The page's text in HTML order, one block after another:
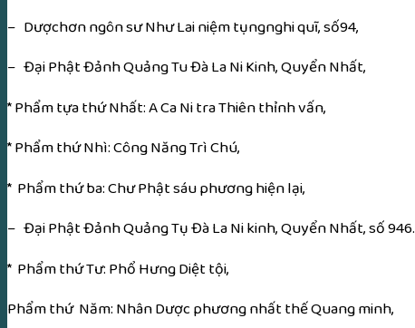
– Dượchơn ngôn sư Như Lai niệm tụngnghi quĩ, số94,
– Đại Phật Đảnh Quảng Tu Đà La Ni Kinh, Quyển Nhất,
* Phẩm tựa thứ Nhất: A Ca Ni tra Thiên thỉnh vấn,
* Phẩm thứ Nhì: Công Năng Trì Chú,
* Phẩm thứ ba: Chư Phật sáu phương hiện lại,
– Đại Phật Đảnh Quảng Tụ Đà La Ni kinh, Quyển Nhất, số 946.
* Phẩm thứ Tư: Phổ Hưng Diệt tội,
Phẩm thứ Năm: Nhân Dược phương nhất thế Quang minh,